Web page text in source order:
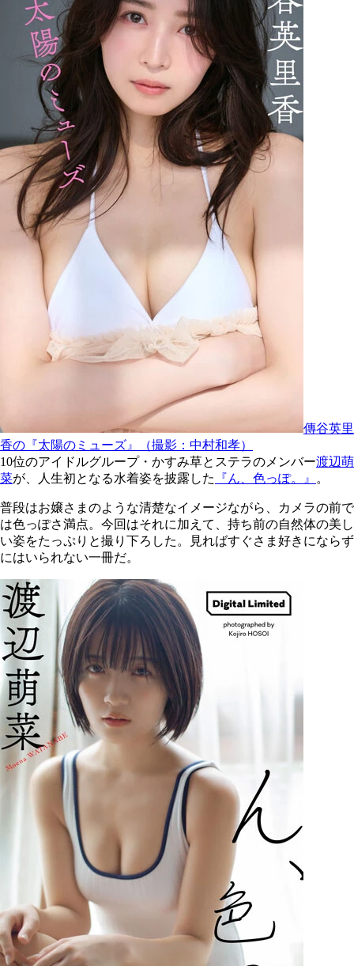
傳谷英里
香の『太陽のミューズ』（撮影：中村和孝）
10位のアイドルグループ・かすみ草とステラのメンバー渡辺萌
菜が、人生初となる水着姿を披露した 『ん、色っぽ。』 。
普段はお嬢さまのような清楚なイメージながら、カメラの前で
は色っぽさ満点。今回はそれに加えて、持ち前の自然体の美し
い姿をたっぷりと撮り下ろした。見ればすぐさま好きにならず
にはいられない一冊だ。